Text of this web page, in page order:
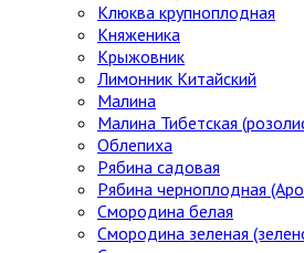
Клюква крупноплодная
Княженика
Крыжовник
Лимонник Китайский
Малина
Малина Тибетская
Облепиха
Рябина садовая
Рябина черноплодная
Смородина белая
Смородина зеленая